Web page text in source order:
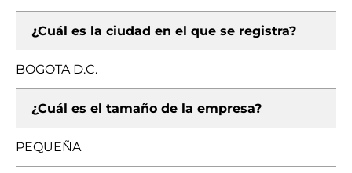
¿Cuál es la ciudad en el que se registra?
BOGOTA D.C.
¿Cuál es el tamaño de la empresa?
PEQUEÑA